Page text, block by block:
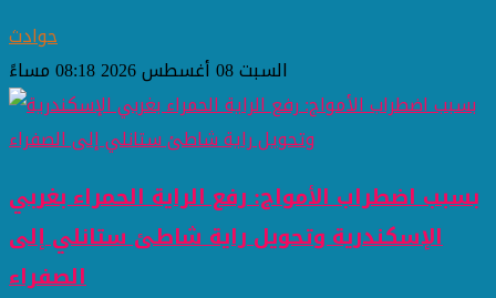
حوادث
السبت 08 أغسطس 2026 08:18 مساءً
بسبب اضطراب الأمواج: رفع الراية الحمراء بغربي
الإسكندرية وتحويل راية شاطئ ستانلي إلى
الصفراء